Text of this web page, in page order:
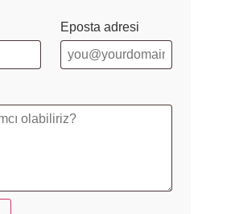
Eposta adresi